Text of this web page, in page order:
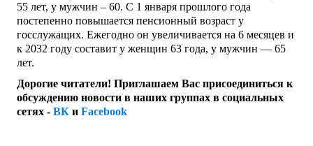
55 лет, у мужчин – 60. С 1 января прошлого года
постепенно повышается пенсионный возраст у
госслужащих. Ежегодно он увеличивается на 6 месяцев и
к 2032 году составит у женщин 63 года, у мужчин — 65
лет.
Дорогие читатели! Приглашаем Вас присоединиться к
обсуждению новости в наших группах в социальных
сетях - ВК и Facebook